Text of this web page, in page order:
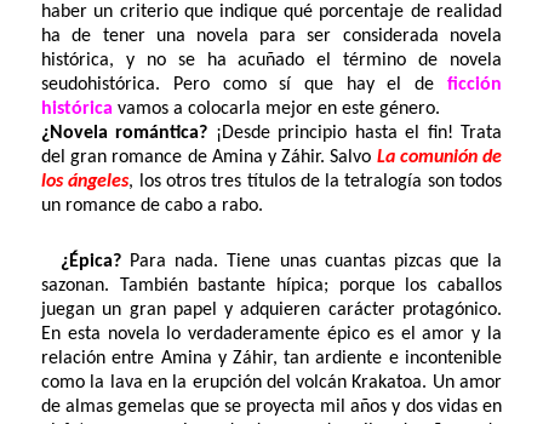
haber un criterio que indique qué porcentaje de realidad
ha de tener una novela para ser considerada novela
histórica, y no se ha acuñado el término de novela
seudohistórica. Pero como sí que hay el de ficción
histórica vamos a colocarla mejor en este género.
¿Novela romántica? ¡Desde principio hasta el fin! Trata
del gran romance de Amina y Záhir. Salvo La comunión de
los ángeles, los otros tres títulos de la tetralogía son todos
un romance de cabo a rabo.
¿Épica? Para nada. Tiene unas cuantas pizcas que la
sazonan. También bastante hípica; porque los caballos
juegan un gran papel y adquieren carácter protagónico.
En esta novela lo verdaderamente épico es el amor y la
relación entre Amina y Záhir, tan ardiente e incontenible
como la lava en la erupción del volcán Krakatoa. Un amor
de almas gemelas que se proyecta mil años y dos vidas en